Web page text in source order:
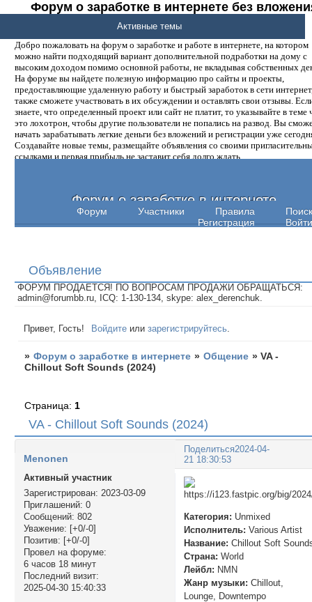
Форум о заработке в интернете без
денег.
Добро пожаловать на форум о заработке и работе в интернете, на котором
можно найти подходящий вариант дополнительной подработки на дому с
высоким доходом помимо основной работы, не вкладывая собственных
На форуме вы найдете полезную информацию про сайты и проекты,
предоставляющие удаленную работу и быстрый заработок в сети
также сможете участвовать в их обсуждении и оставлять свои отзывы.
знаете, что определенный проект или сайт не платит, то указывайте в теме
это лохотрон, чтобы другие пользователи не попались на развод. Вы
начать зарабатывать легкие деньги без вложений и регистрации уже
Создавайте новые темы, размещайте объявления со своими
ссылками и первая прибыль не заставит себя долго ждать.
Форум о заработке в интернете
Форум Участники Правила
Поиск
Регистрация
Войти
Активные темы
Объявление
ФОРУМ ПРОДАЕТСЯ! ПО ВОПРОСАМ ПРОДАЖИ ОБРАЩАТЬСЯ:
admin@forumbb.ru, ICQ: 1-130-134, skype: alex_derenchuk.
Привет, Гость! Войдите илизарегистрируйтесь
» Форум о заработке в интернете » Общение »VA -
Chillout Soft Sounds (2024)
VA - Chillout Soft Sounds (2024)
Страница: 1
Поделиться2024-04-
21 18:30:53
Menonen
Активный участник
Зарегистрирован: 2023-03-09
Приглашений: 0
Сообщений: 802
Уважение: [+0/-0]
Позитив: [+0/-0]
Провел на форуме:
6 часов 18 минут
Последний визит:
2025-04-30 15:40:33
Категория: Unmixed
Исполнитель: Various Artist
Название: Chillout Soft
Страна: World
Лейбл: NMN
Жанр музыки: Chillout,
Lounge, Downtempo